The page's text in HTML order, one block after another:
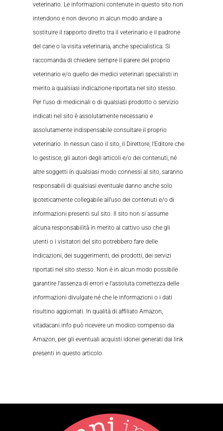
veterinario. Le informazioni contenute in questo sito non
intendono e non devono in alcun modo andare a
sostituire il rapporto diretto tra il veterinario e il padrone
del cane o la visita veterinaria, anche specialistica. Si
raccomanda di chiedere sempre il parere del proprio
veterinario e/o quello dei medici veterinari specialisti in
merito a qualsiasi indicazione riportata nel sito stesso.
Per l’uso di medicinali o di qualsiasi prodotto o servizio
indicati nel sito è assolutamente necessario e
assolutamente indispensabile consultare il proprio
veterinario. In nessun caso il sito, il Direttore, l’Editore che
lo gestisce, gli autori degli articoli e/o dei contenuti, né
altre soggetti in qualsiasi modo connessi al sito, saranno
responsabili di qualsiasi eventuale danno anche solo
ipoteticamente collegabile all’uso dei contenuti e/o di
informazioni presenti sul sito. Il sito non si assume
alcuna responsabilità in merito al cattivo uso che gli
utenti o i visitatori del sito potrebbero fare delle
indicazioni, dei suggerimenti, dei prodotti, dei servizi
riportati nel sito stesso. Non è in alcun modo possibile
garantire l’assenza di errori e l’assoluta correttezza delle
informazioni divulgate né che le informazioni o i dati
risultino aggiornati. In qualità di affiliato Amazon,
vitadacani.info può ricevere un modico compenso da
Amazon, per gli eventuali acquisti idonei generati dai link
presenti in questo articolo.